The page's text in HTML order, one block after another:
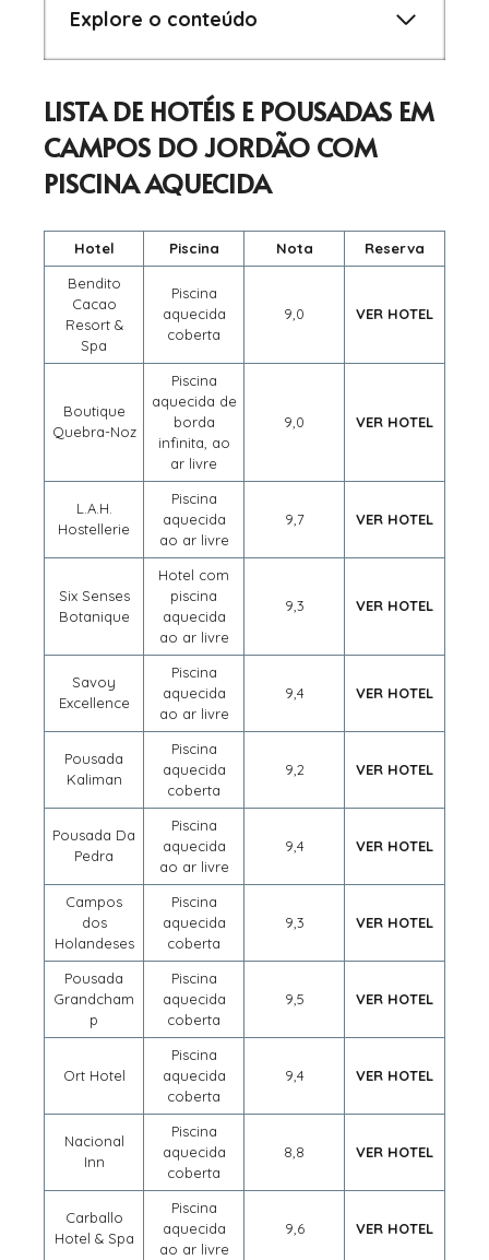
Explore o conteúdo
LISTA DE HOTÉIS E POUSADAS EM
CAMPOS DO JORDÃO COM
PISCINA AQUECIDA
Hotel Piscina Nota
Reserva
Bendito
Cacao
Resort &
Spa
Piscina
aquecida
coberta
9,0 VER HOTEL
Boutique
Quebra-Noz
Piscina
aquecida de
borda
infinita, ao
ar livre
9,0 VER HOTEL
L.A.H.
Hostellerie
Piscina
aquecida
ao ar livre
9,7 VER HOTEL
Six Senses
Botanique
Hotel com
piscina
aquecida
ao ar livre
9,3 VER HOTEL
Savoy
Excellence
Piscina
aquecida
ao ar livre
9,4 VER HOTEL
Pousada
Kaliman
Piscina
aquecida
coberta
9,2 VER HOTEL
Pousada Da
Pedra
Piscina
aquecida
ao ar livre
9,4 VER HOTEL
Campos
dos
Holandeses
Piscina
aquecida
coberta
9,3 VER HOTEL
Pousada
Grandcham
p
Piscina
aquecida
coberta
9,5 VER HOTEL
Ort Hotel
Piscina
aquecida
coberta
9,4 VER HOTEL
Nacional
Inn
Piscina
aquecida
coberta
8,8 VER HOTEL
Carballo
Hotel & Spa
Piscina
aquecida
ao ar livre
9,6 VER HOTEL